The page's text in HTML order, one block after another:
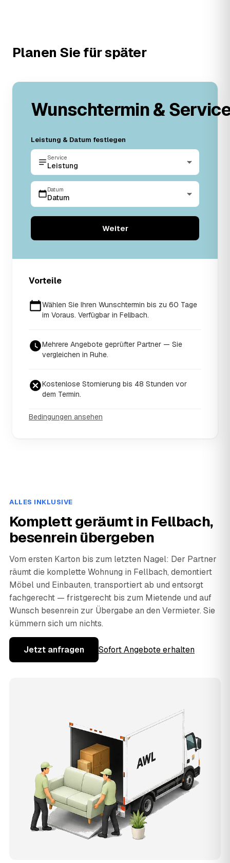
Planen Sie für später
Wunschtermin &
Leistung & Datum festlegen
Service
Leistung
Datum
Datum
Weiter
Vorteile
Wählen Sie Ihren Wunschtermin bis zu 60 Tage
im Voraus. Verfügbar in Fellbach.
Mehrere Angebote geprüfter Partner — Sie
vergleichen in Ruhe.
Kostenlose Stornierung bis 48 Stunden vor
dem Termin.
Bedingungen ansehen
ALLES INKLUSIVE
Komplett geräumt in Fellbach,
besenrein übergeben
Vom ersten Karton bis zum letzten Nagel: Der Partner
räumt die komplette Wohnung in Fellbach, demontiert
Möbel und Einbauten, transportiert ab und entsorgt
fachgerecht — fristgerecht bis zum Mietende und auf
Wunsch besenrein zur Übergabe an den Vermieter. Sie
kümmern sich um nichts.
Jetzt anfragen Sofort Angebote erhalten